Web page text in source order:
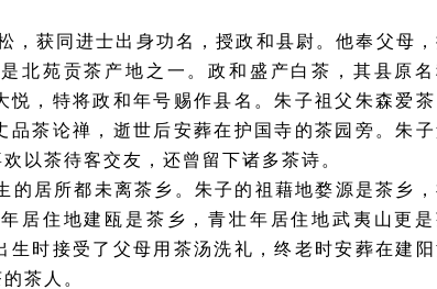
，获同进士出身功名，授政和县尉。他奉父母，
北苑贡茶产地之一。政和盛产白茶，其县原名
，特将政和年号赐作县名。朱子祖父朱森爱茶
茶论禅，逝世后安葬在护国寺的茶园旁。朱子
以茶待客交友，还曾留下诸多茶诗。
居所都未离茶乡。朱子的祖藉地婺源是茶乡，
居住地建瓯是茶乡，青壮年居住地武夷山更是
时接受了父母用茶汤洗礼，终老时安葬在建阳
茶人。